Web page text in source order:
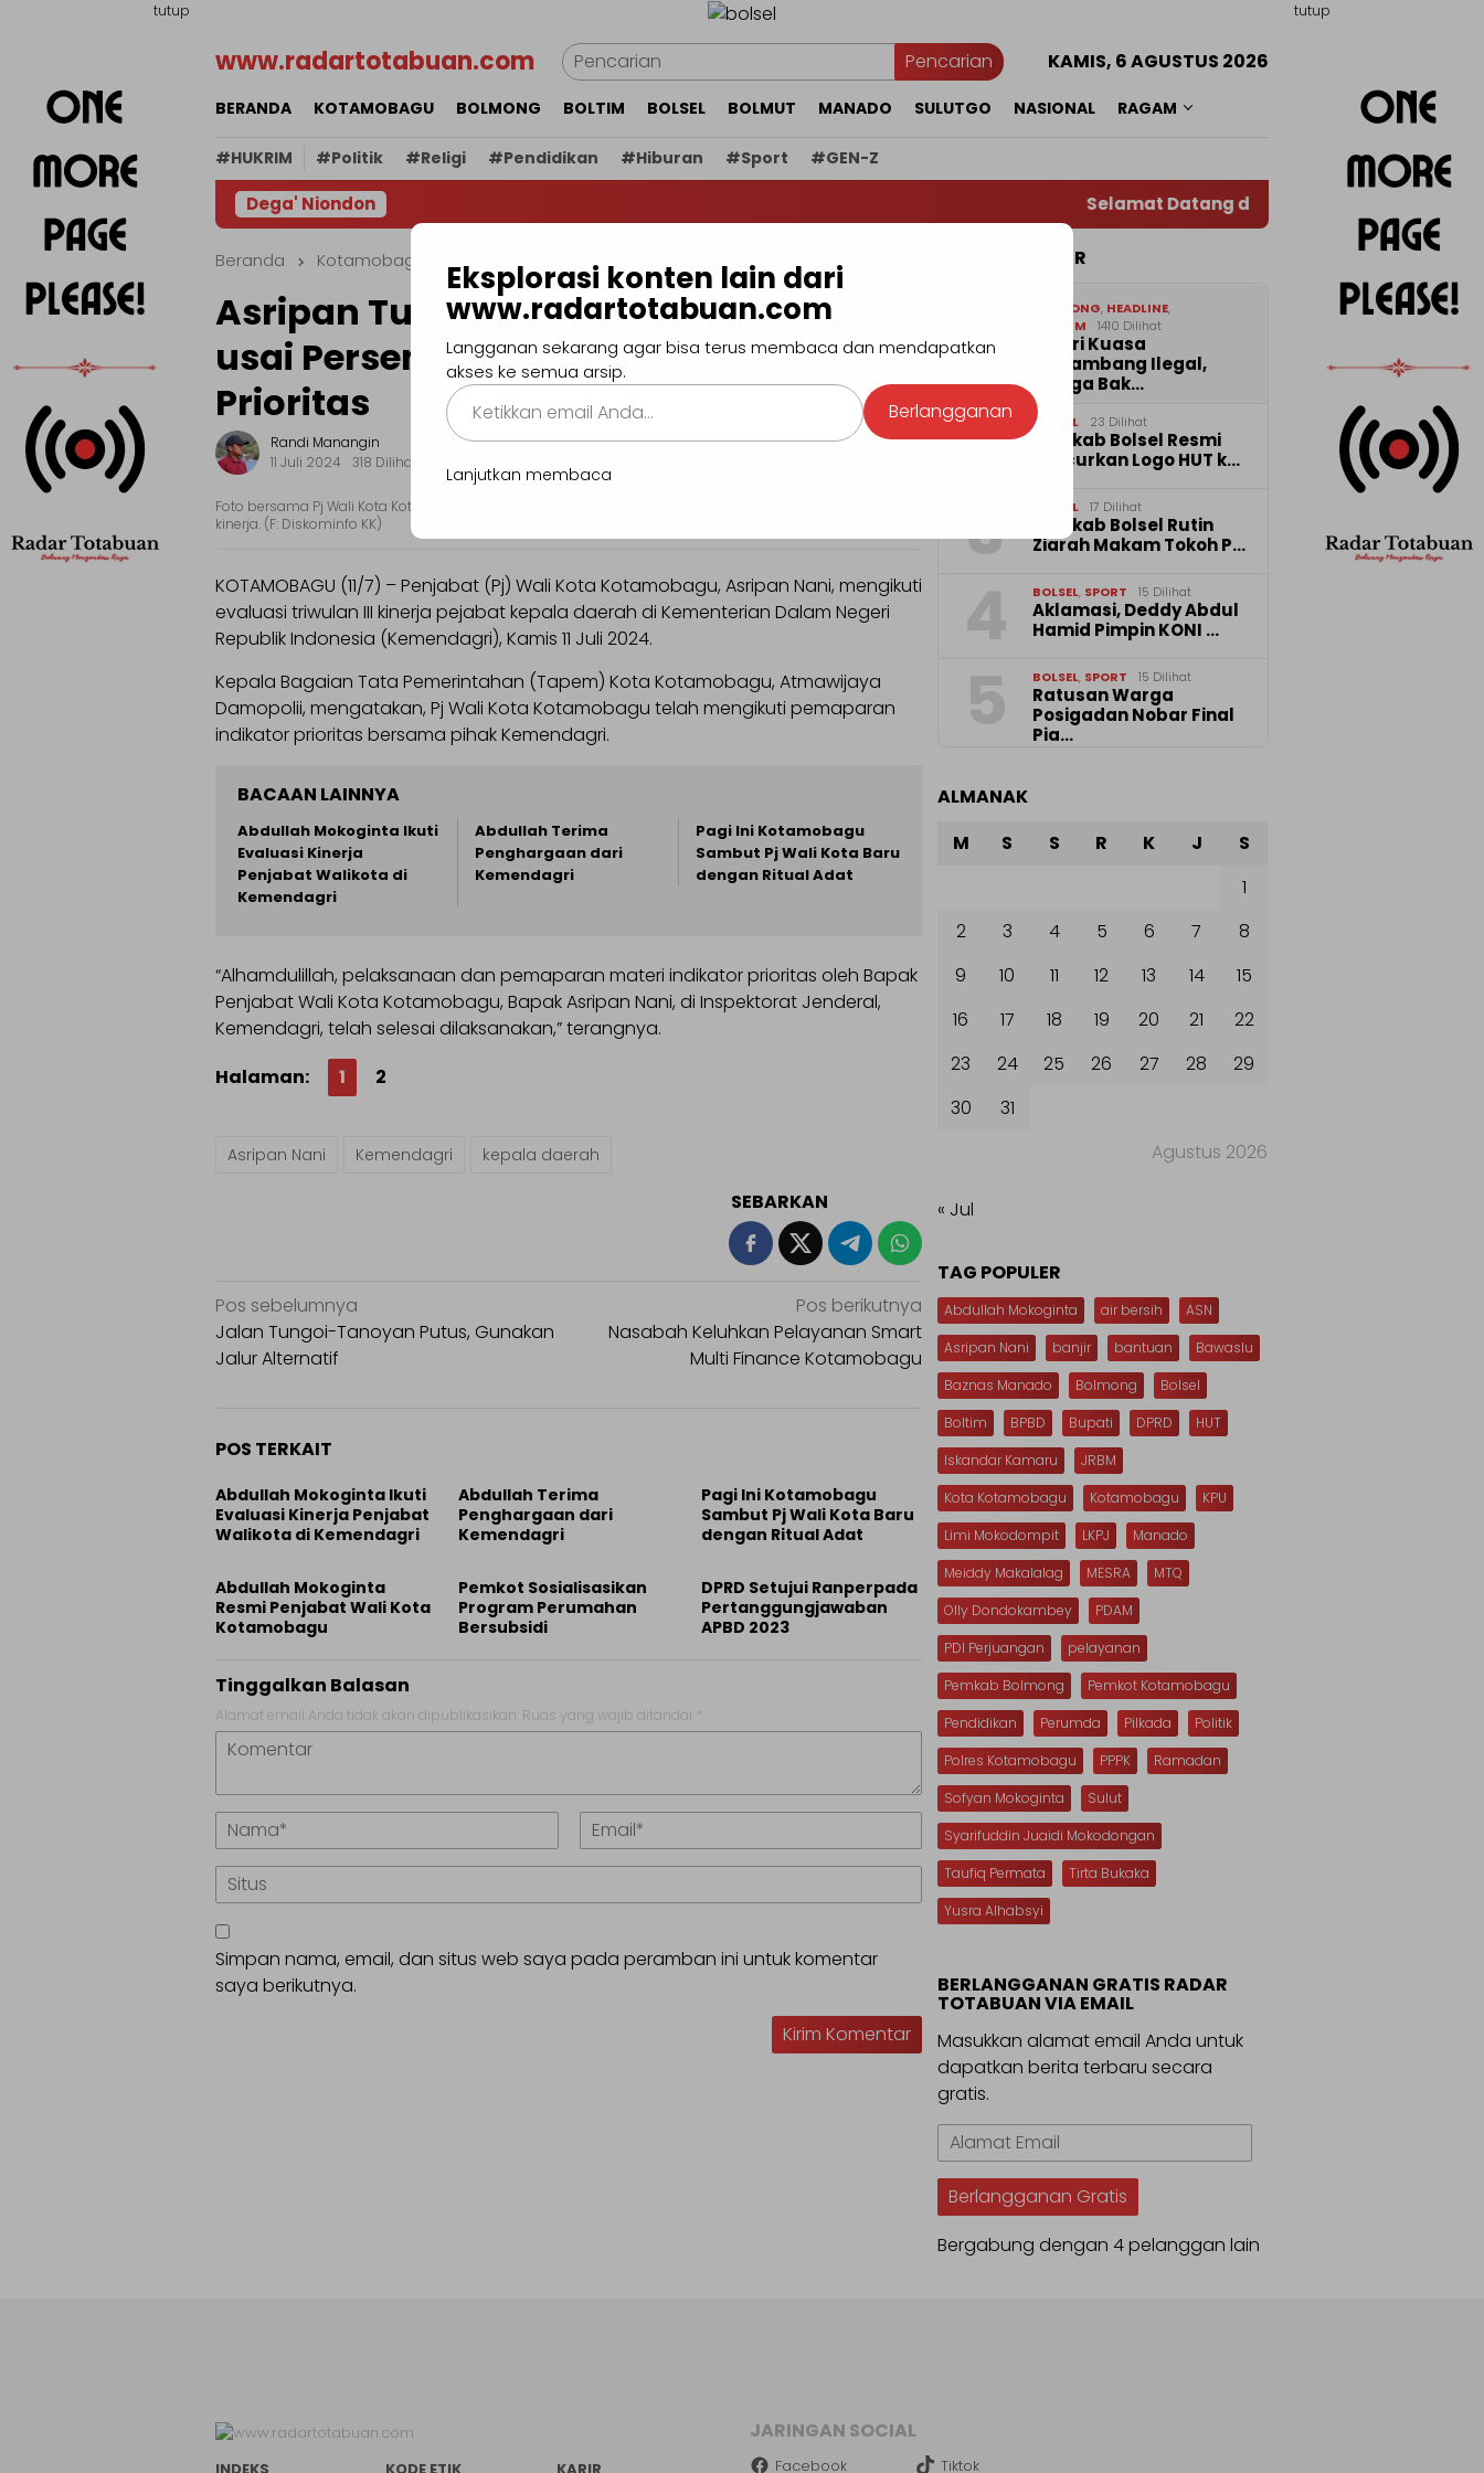
tutup tutup
www.radartotabuan.com Pencarian KAMIS, 6 AGUSTUS 2026
BERANDA KOTAMOBAGU BOLMONG BOLTIM BOLSEL BOLMUT MANADO SULUTGO NASIONAL RAGAM
#HUKRIM #Politik #Religi #Pendidikan #Hiburan #Sport #GEN-Z
Dega' Niondon Selamat Datang di Situs Warta RADAR
Beranda Kotamobagu
Asripan Tuai Pujian dari Kemendagri,
usai Persentasikan Capaian Program
Prioritas
Randi Manangin
11 Juli 2024
318 Dilihat
Foto bersama Pj Wali Kota Kotamobagu, Asripan Nani, dan jajaran Kemendagri, usai mengikuti evaluasi
kinerja. (F: Diskominfo KK)
KOTAMOBAGU (11/7) – Penjabat (Pj) Wali Kota Kotamobagu, Asripan Nani, mengikuti
evaluasi triwulan III kinerja pejabat kepala daerah di Kementerian Dalam Negeri
Republik Indonesia (Kemendagri), Kamis 11 Juli 2024.
Kepala Bagaian Tata Pemerintahan (Tapem) Kota Kotamobagu, Atmawijaya
Damopolii, mengatakan, Pj Wali Kota Kotamobagu telah mengikuti pemaparan
indikator prioritas bersama pihak Kemendagri.
BACAAN LAINNYA
Abdullah Mokoginta Ikuti
Evaluasi Kinerja
Penjabat Walikota di
Kemendagri
Abdullah Terima
Penghargaan dari
Kemendagri
Pagi Ini Kotamobagu
Sambut Pj Wali Kota Baru
dengan Ritual Adat
“Alhamdulillah, pelaksanaan dan pemaparan materi indikator prioritas oleh Bapak
Penjabat Wali Kota Kotamobagu, Bapak Asripan Nani, di Inspektorat Jenderal,
Kemendagri, telah selesai dilaksanakan,” terangnya.
Halaman:
1 2
Asripan Nani Kemendagri kepala daerah
SEBARKAN
Navigasi
pos
Pos sebelumnya
Jalan Tungoi-Tanoyan Putus, Gunakan
Jalur Alternatif
Pos berikutnya
Nasabah Keluhkan Pelayanan Smart
Multi Finance Kotamobagu
POS TERKAIT
Abdullah Mokoginta Ikuti
Evaluasi Kinerja Penjabat
Walikota di Kemendagri
Abdullah Terima
Penghargaan dari
Kemendagri
Pagi Ini Kotamobagu
Sambut Pj Wali Kota Baru
dengan Ritual Adat
Abdullah Mokoginta
Resmi Penjabat Wali Kota
Kotamobagu
Pemkot Sosialisasikan
Program Perumahan
Bersubsidi
DPRD Setujui Ranperpada
Pertanggungjawaban
APBD 2023
Tinggalkan Balasan
Alamat email Anda tidak akan dipublikasikan. Ruas yang wajib ditandai *
Simpan nama, email, dan situs web saya pada peramban ini untuk komentar
saya berikutnya.
BERITA POPULER
1 BOLMONG, HEADLINE,
HUKRIM
1410 Dilihat
Diberi Kuasa
Menambang Ilegal,
Warga Bak…
2 BOLSEL 23 Dilihat
Pemkab Bolsel Resmi
Luncurkan Logo HUT k…
3 BOLSEL 17 Dilihat
Pemkab Bolsel Rutin
Ziarah Makam Tokoh P…
BOLSEL, SPORT 15 Dilihat
Aklamasi, Deddy Abdul
Hamid Pimpin KONI …
BOLSEL, SPORT 15 Dilihat
‎Ratusan Warga
Posigadan Nobar Final
Pia…
ALMANAK
Agustus 2026
M S S R K J
S
1
2
3 4 5 6 7
8
9
10 11 12 13 14
15
16
17 18 19 20 21
22
23
24 25 26 27 28
29
30
31
« Jul
TAG POPULER
Abdullah Mokoginta air bersih
ASN
Asripan Nani
banjir bantuan
Bawaslu
Baznas Manado
Bolmong
Bolsel
Boltim
BPBD Bupati DPRD
HUT
Iskandar Kamaru
JRBM
Kota Kotamobagu
Kotamobagu
KPU
Limi Mokodompit
LKPJ
Manado
Meiddy Makalalag
MESRA
MTQ
Olly Dondokambey
PDAM
PDI Perjuangan
pelayanan
Pemkab Bolmong
Pemkot Kotamobagu
Pendidikan
Perumda Pilkada
Politik
Polres Kotamobagu
PPPK
Ramadan
Sofyan Mokoginta
Sulut
Syarifuddin Juaidi Mokodongan
Taufiq Permata
Tirta Bukaka
Yusra Alhabsyi
BERLANGGANAN GRATIS RADAR
TOTABUAN VIA EMAIL
Masukkan alamat email Anda untuk
dapatkan berita terbaru secara
gratis.
Alamat
Email
Berlangganan Gratis
Bergabung dengan 4 pelanggan lain
INDEKS KODE ETIK KARIR
JARINGAN SOCIAL
Facebook Tiktok
Eksplorasi konten lain dari
www.radartotabuan.com
Langganan sekarang agar bisa terus membaca dan mendapatkan
akses ke semua arsip.
Ketikkan
email
Anda...
Berlangganan
Lanjutkan membaca